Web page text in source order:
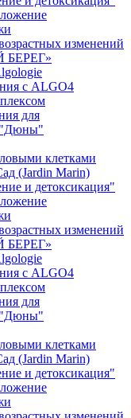
изменений
БЕРЕГ»
с ALGO4
для
"Дюны"
клетками
(Jardin Marin)
и детоксикация"
изменений
БЕРЕГ»
с ALGO4
для
"Дюны"
клетками
(Jardin Marin)
и детоксикация"